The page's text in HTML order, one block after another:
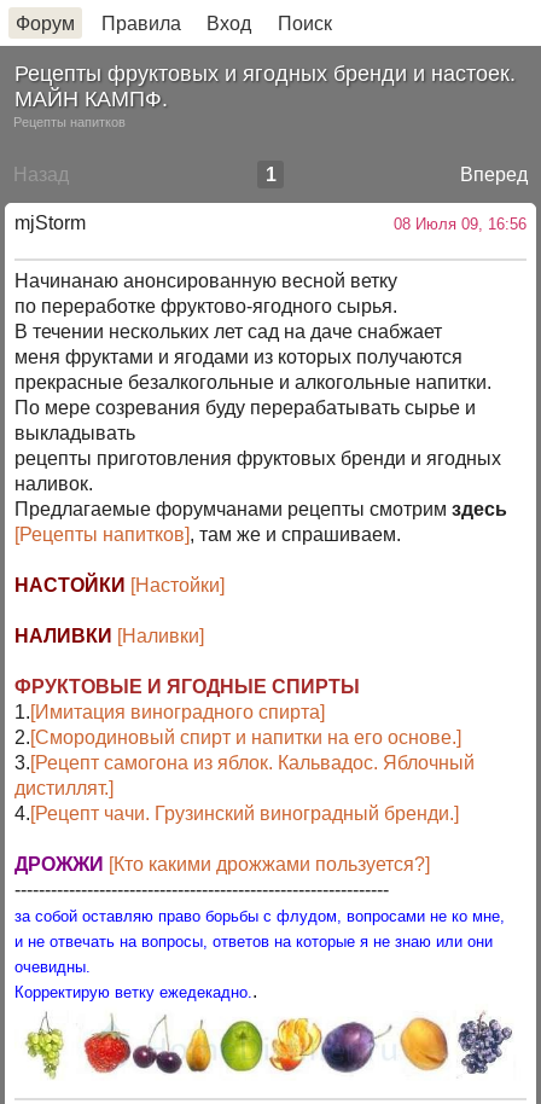
Форум Правила Вход Поиск
Рецепты фруктовых и ягодных бренди и настоек.
МАЙН КАМПФ.
Рецепты напитков
Назад Вперед
1
mjStоrm 08 Июля 09, 16:56
Начинанаю анонсированную весной ветку
по переработке фруктово-ягодного сырья.
В течении нескольких лет сад на даче снабжает
меня фруктами и ягодами из которых получаются
прекрасные безалкогольные и алкогольные напитки.
По мере созревания буду перерабатывать сырье и
выкладывать
рецепты приготовления фруктовых бренди и ягодных
наливок.
Предлагаемые форумчанами рецепты смотримздесь
[Рецепты напитков], там же и спрашиваем.
НАСТОЙКИ [Настойки]
НАЛИВКИ [Наливки]
ФРУКТОВЫЕ И ЯГОДНЫЕ СПИРТЫ
1.[Имитация виноградного спирта]
2.[Смородиновый спирт и напитки на его основе.]
3.[Рецепт самогона из яблок. Кальвадос. Яблочный
дистиллят.]
4.[Рецепт чачи. Грузинский виноградный бренди.]
ДРОЖЖИ [Кто какими дрожжами пользуется?]
--------------------------------------------------------------
за собой оставляю право борьбы с флудом, вопросами не ко мне,
и не отвечать на вопросы, ответов на которые я не знаю или они
очевидны.
Корректирую ветку ежедекадно..